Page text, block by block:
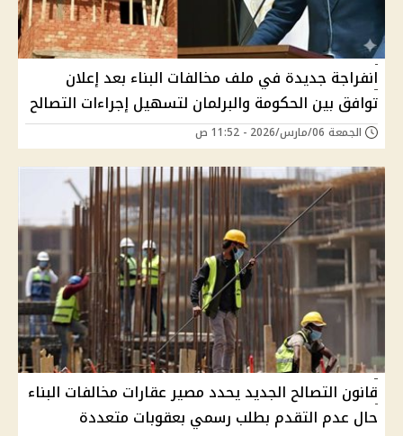
انفراجة جديدة في ملف مخالفات البناء بعد إعلان
توافق بين الحكومة والبرلمان لتسهيل إجراءات التصالح
الجمعة 06/مارس/2026 - 11:52 ص
قانون التصالح الجديد يحدد مصير عقارات مخالفات البناء
حال عدم التقدم بطلب رسمي بعقوبات متعددة